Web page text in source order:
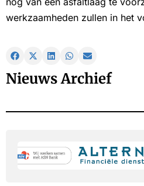
werkzaamheden zullen in het
Nieuws Archief